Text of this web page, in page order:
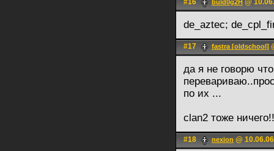
#16 buld0g2H @
de_aztec;
#17 fastra [oldschool]
да я не говорю
по их ...
clan2 тоже
#18 nexion @